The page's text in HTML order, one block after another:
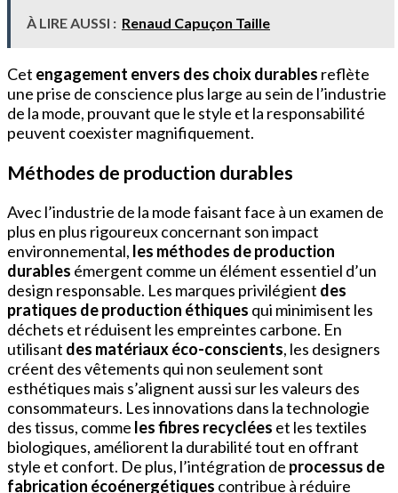
À LIRE AUSSI : Renaud Capuçon Taille
Cet engagement envers des choix durables reflète
une prise de conscience plus large au sein de l’industrie
de la mode, prouvant que le style et la responsabilité
peuvent coexister magnifiquement.
Méthodes de production durables
Avec l’industrie de la mode faisant face à un examen de
plus en plus rigoureux concernant son impact
environnemental, les méthodes de production
durables émergent comme un élément essentiel d’un
design responsable. Les marques privilégient des
pratiques de production éthiques qui minimisent les
déchets et réduisent les empreintes carbone. En
utilisant des matériaux éco-conscients, les designers
créent des vêtements qui non seulement sont
esthétiques mais s’alignent aussi sur les valeurs des
consommateurs. Les innovations dans la technologie
des tissus, comme les fibres recyclées et les textiles
biologiques, améliorent la durabilité tout en offrant
style et confort. De plus, l’intégration de processus de
fabrication écoénergétiques contribue à réduire